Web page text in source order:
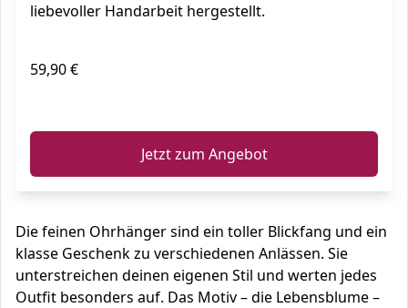
liebevoller Handarbeit hergestellt.
59,90 €
Jetzt zum Angebot
Die feinen Ohrhänger sind ein toller Blickfang und ein
klasse Geschenk zu verschiedenen Anlässen. Sie
unterstreichen deinen eigenen Stil und werten jedes
Outfit besonders auf. Das Motiv – die Lebensblume –